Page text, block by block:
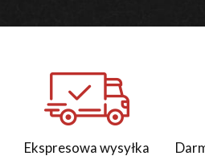
Ekspresowa wysyłka